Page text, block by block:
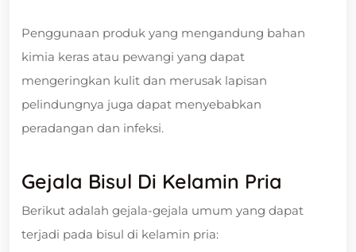
Penggunaan produk yang mengandung bahan
kimia keras atau pewangi yang dapat
mengeringkan kulit dan merusak lapisan
pelindungnya juga dapat menyebabkan
peradangan dan infeksi.
Gejala Bisul Di Kelamin Pria
Berikut adalah gejala-gejala umum yang dapat
terjadi pada bisul di kelamin pria: